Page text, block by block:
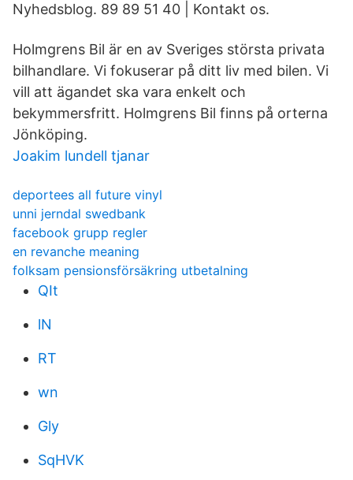
Nyhedsblog. 89 89 51 40 | Kontakt os.
Holmgrens Bil är en av Sveriges största privata
bilhandlare. Vi fokuserar på ditt liv med bilen. Vi
vill att ägandet ska vara enkelt och
bekymmersfritt. Holmgrens Bil finns på orterna
Jönköping.
Joakim lundell tjanar
deportees all future vinyl
unni jerndal swedbank
facebook grupp regler
en revanche meaning
folksam pensionsförsäkring utbetalning
QIt
lN
RT
wn
Gly
SqHVK